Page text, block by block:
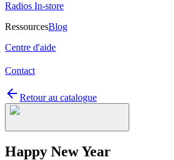
Radios In-store
RessourcesBlog
Centre d'aide
Contact
Retour au catalogue
Happy New Year